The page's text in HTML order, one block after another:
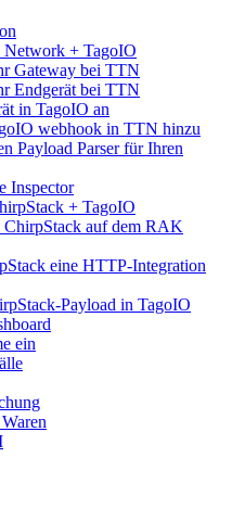
+ TagoIO
Gateway bei TTN
Endgerät bei TTN
in TagoIO an
webhook in TTN hinzu
Payload Parser für Ihren
Inspector
+ TagoIO
auf dem RAK
eine HTTP-Integration
Payload in TagoIO
ein